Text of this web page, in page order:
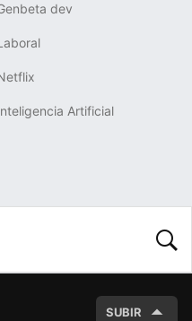
dev
Artificial
SUBIR